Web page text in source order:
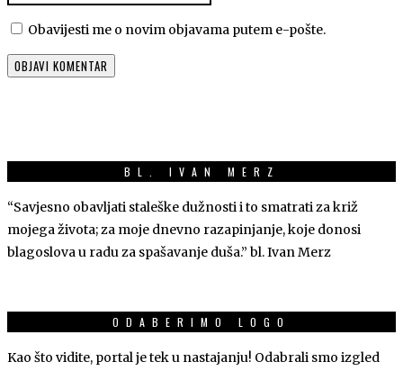
Obavijesti me o novim objavama putem e-pošte.
BL. IVAN MERZ
“Savjesno obavljati staleške dužnosti i to smatrati za križ
mojega života; za moje dnevno razapinjanje, koje donosi
blagoslova u radu za spašavanje duša.” bl. Ivan Merz
ODABERIMO LOGO
Kao što vidite, portal je tek u nastajanju! Odabrali smo izgled